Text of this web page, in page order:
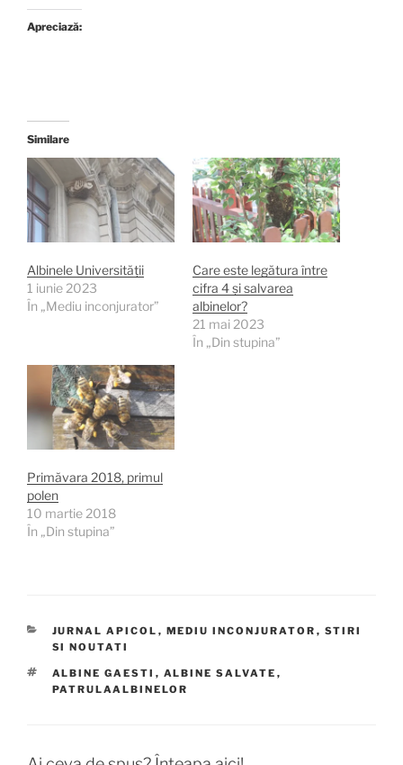
Apreciază:
Similare
Albinele Universității
1 iunie 2023
În „Mediu inconjurator”
Care este legătura între
cifra 4 și salvarea
albinelor?
21 mai 2023
În „Din stupina”
Primăvara 2018, primul
polen
10 martie 2018
În „Din stupina”
CATEGORII
JURNAL APICOL , MEDIU INCONJURATOR , STIRI
SI NOUTATI
ETICHETE
ALBINE GAESTI , ALBINE SALVATE ,
PATRULAALBINELOR